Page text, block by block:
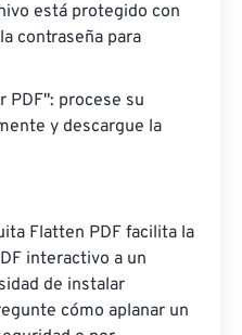
está protegido con
contraseña para
PDF": procese su
y descargue la
Flatten PDF facilita la
interactivo a un
de instalar
cómo aplanar un